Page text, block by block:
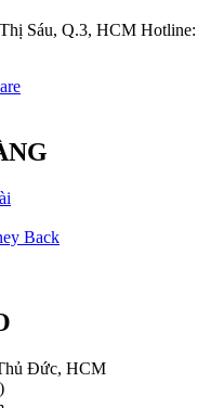
Sáu, Q.3, HCM Hotline:
Back
Đức, HCM